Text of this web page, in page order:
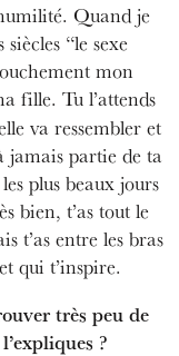
Quand je
siècles “le sexe
mon
fille. Tu l’attends
va ressembler et
jamais partie de ta
plus beaux jours
bien, t’as tout le
t’as entre les bras
qui t’inspire.
très peu de
?